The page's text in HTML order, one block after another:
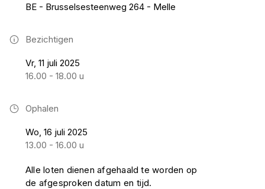
BE - Brusselsesteenweg 264 - Melle
Bezichtigen
Vr, 11 juli 2025
16.00 - 18.00 u
Ophalen
Wo, 16 juli 2025
13.00 - 16.00 u
Alle loten dienen afgehaald te worden op
de afgesproken datum en tijd.